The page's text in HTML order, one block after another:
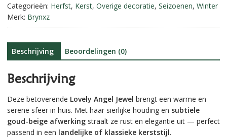
t
v
Categorieën: Herfst, Kerst, Overige decoratie, Seizoenen, Winter
Merk: Brynxz
Beschrijving Beoordelingen (0)
Beschrijving
Deze betoverende Lovely Angel Jewel brengt een warme en
serene sfeer in huis. Met haar sierlijke houding en subtiele
goud-beige afwerkingstraalt ze rust en elegantie uit — perfect
passend in een landelijke of klassieke kerststijl.